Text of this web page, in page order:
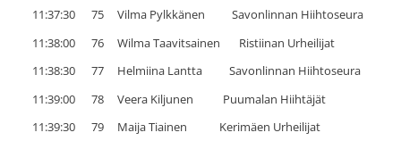
11:37:30 75 Vilma Pylkkänen Savonlinnan Hiihtoseura
11:38:00 76 Wilma Taavitsainen Ristiinan Urheilijat
11:38:30 77 Helmiina Lantta Savonlinnan Hiihtoseura
11:39:00 78 Veera Kiljunen Puumalan Hiihtäjät
11:39:30 79 Maija Tiainen Kerimäen Urheilijat